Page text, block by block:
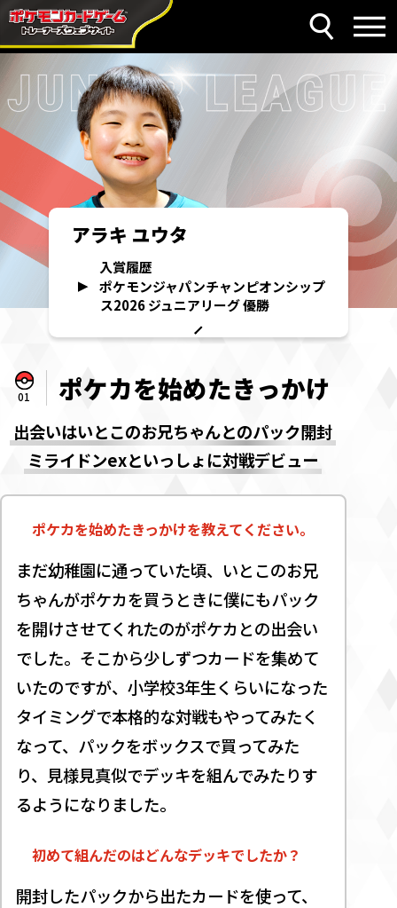
アラキ ユウタ
ポケモンジャパンチャンピオンシッ
プス2026 ジュニアリーグ 優勝
アラキ ユウタ
入賞履歴
ポケモンジャパンチャンピオンシップ
ス2026 ジュニアリーグ 優勝
01 ポケカを始めたきっかけ
出会いはいとこのお兄ちゃんとのパック開封
ミライドンexといっしょに対戦デビュー
ポケカを始めたきっかけを教えてください。
まだ幼稚園に通っていた頃、いとこのお兄
ちゃんがポケカを買うときに僕にもパック
を開けさせてくれたのがポケカとの出会い
でした。そこから少しずつカードを集めて
いたのですが、小学校3年生くらいになった
タイミングで本格的な対戦もやってみたく
なって、パックをボックスで買ってみた
り、見様見真似でデッキを組んでみたりす
るようになりました。
初めて組んだのはどんなデッキでしたか？
開封したパックから出たカードを使って、